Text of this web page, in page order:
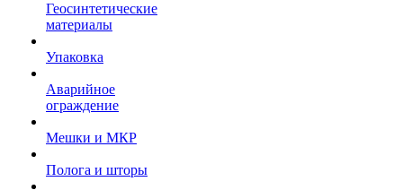
Геосинтетические
материалы
Упаковка
Аварийное
ограждение
Мешки и МКР
Полога и шторы